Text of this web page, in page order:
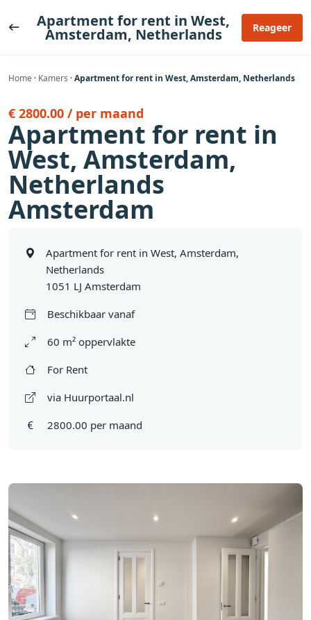
naar
Apartment for rent in West,
Amsterdam, Netherlands Reageer
Home · Kamers ·Apartment for rent in West, Amsterdam, Netherlands
€ 2800.00 / per maand
Apartment for rent in
West, Amsterdam,
Netherlands
Amsterdam
Apartment for rent in West, Amsterdam,
Netherlands
1051 LJ Amsterdam
Beschikbaar vanaf
60 m² oppervlakte
For Rent
via Huurportaal.nl
2800.00 per maand